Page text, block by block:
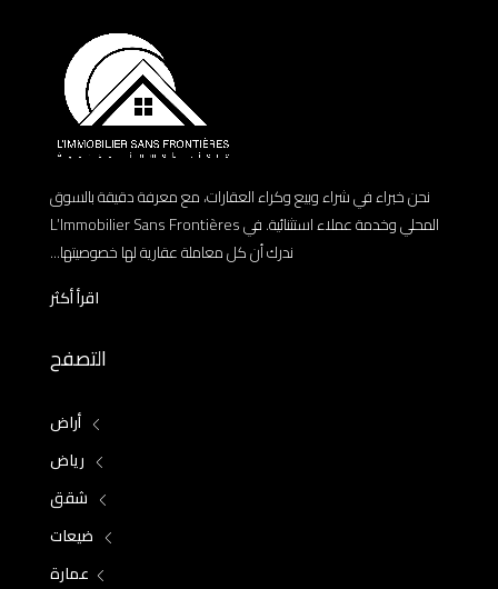
نحن خبراء في شراء وبيع وكراء العقارات، مع معرفة دقيقة بالسوق
المحلي وخدمة عملاء استثنائية. في L’Immobilier Sans Frontières
ندرك أن كل معاملة عقارية لها خصوصيتها...
اقرأ أكثر
التصفح
أراض
رياض
شقق
ضيعات
عمارة